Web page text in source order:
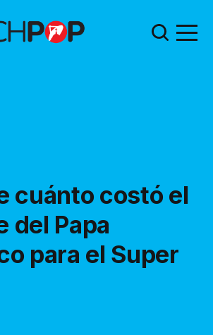
cuánto costó el
del Papa
para el Super